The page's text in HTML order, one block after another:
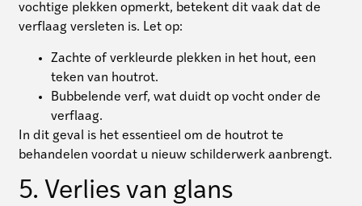
vochtige plekken opmerkt, betekent dit vaak dat de
verflaag versleten is. Let op:
Zachte of verkleurde plekken in het hout, een
teken van houtrot.
Bubbelende verf, wat duidt op vocht onder de
verflaag.
In dit geval is het essentieel om de houtrot te
behandelen voordat u nieuw schilderwerk aanbrengt.
5. Verlies van glans